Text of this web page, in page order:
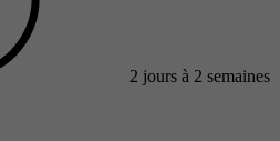
2 jours à 2 semaines